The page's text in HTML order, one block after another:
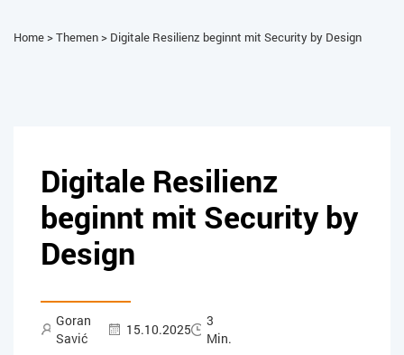
Home>Themen> Digitale Resilienz beginnt mit Security by Design
Digitale Resilienz
beginnt mit Security by
Design
Goran
Savić
15.10.2025
3
Min.